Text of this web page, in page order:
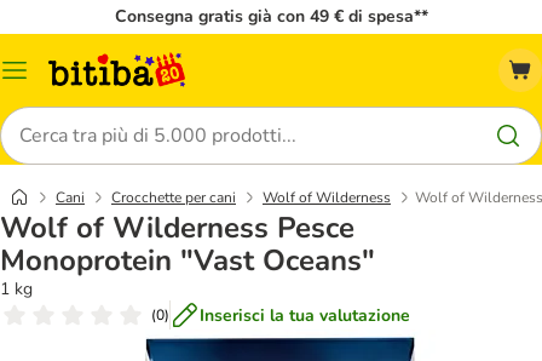
Consegna gratis già con 49 € di spesa**
Overview
Cerca
Cani Crocchette per cani Wolf of Wilderness Wolf of
Wolf of Wilderness Pesce
Monoprotein "Vast Oceans"
1 kg
(0) Inserisci la tua valutazione